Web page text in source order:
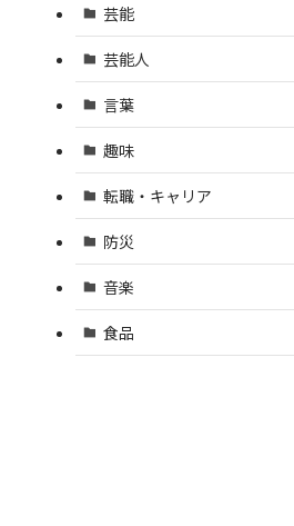
芸能
芸能人
言葉
趣味
転職・キャリア
防災
音楽
食品